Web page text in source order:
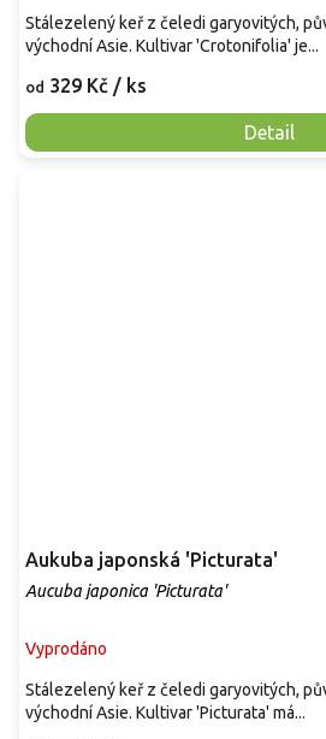
od 329 Kč / ks
Detail
Stálezelený keř z čeledi garyovitých,
východní Asie. Kultivar 'Crotonifolia' je...
Aukuba japonská 'Picturata'
Aucuba japonica 'Picturata'
Vyprodáno
Stálezelený keř z čeledi garyovitých,
východní Asie. Kultivar 'Picturata' má...